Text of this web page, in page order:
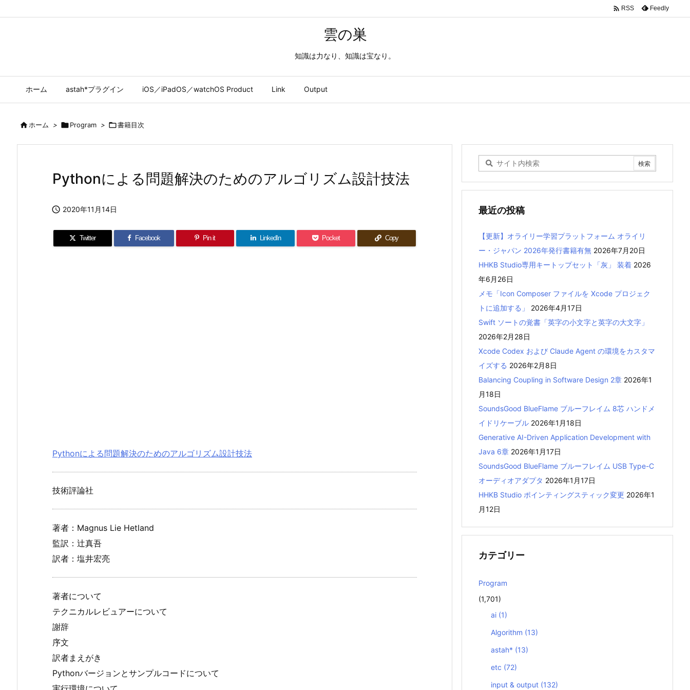
雲の巣
知識は力なり、知識は宝なり。
ホーム astah*プラグイン iOS／iPadOS／watchOS Product Link Output
 RSS Feedly
ホーム > Program > 書籍目次
Pythonによる問題解決のためのアルゴリズム設計技法
 2020年11月14日
Twitter Facebook Pin it LinkedIn Pocket Copy
Pythonによる問題解決のためのアルゴリズム設計技法
技術評論社
著者：Magnus Lie Hetland
監訳：辻真吾
訳者：塩井宏亮
著者について
テクニカルレビュアーについて
謝辞
序文
訳者まえがき
Pythonバージョンとサンプルコードについて
最近の投稿
【更新】オライリー学習プラットフォーム オライリ
ー・ジャパン 2026年発行書籍有無 2026年7月20日
HHKB Studio専用キートップセット「灰」 装着 2026
年6月26日
メモ「Icon Composer ファイルを Xcode プロジェク
トに追加する」
2026年4月17日
Swift ソートの覚書「英字の小文字と英字の大文字」
2026年2月28日
Xcode Codex および Claude Agent の環境をカスタマ
イズする 2026年2月8日
Balancing Coupling in Software Design 2章 2026年1
月18日
SoundsGood BlueFlame ブルーフレイム 8芯 ハンドメ
イドリケーブル 2026年1月18日
Generative AI-Driven Application Development with
Java 6章 2026年1月17日
SoundsGood BlueFlame ブルーフレイム USB Type-C
オーディオアダプタ 2026年1月17日
HHKB Studio ポインティングスティック変更 2026年1
月12日
カテゴリー
Program
(1,701)
ai (1)
Algorithm (13)
astah* (13)
etc (72)
input & output (132)